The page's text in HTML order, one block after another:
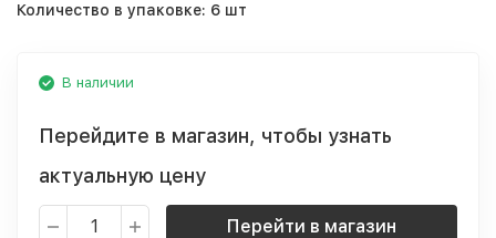
Количество в упаковке: 6 шт
В наличии
Перейдите в магазин, чтобы узнать
актуальную цену
Перейти в магазин